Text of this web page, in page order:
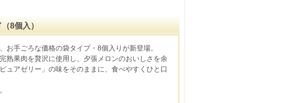
8個入）
お手ごろな価格の袋タイプ・8個入りが新登場。
熟果肉を贅沢に使用し、夕張メロンのおいしさを余
ュアゼリー」の味をそのままに、食べやすくひと口